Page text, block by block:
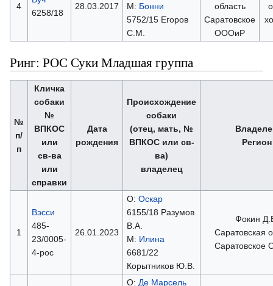
4
6258/18
28.03.2017 М: Бонни
5752/15 Егоров
С.М.
область
Саратовское
ОООиР
Ринг: РОС Суки Младшая группа
№
п/
п
Кличка
собаки
№
ВПКОС
или
св-ва
или
справки
Дата
рождения
Происхождение
собаки
(отец, мать, №
ВПКОС или св-
ва)
владелец
Регион
1
Вэсси
485-
23/0005-
4-рос
26.01.2023
О: Оскар
6155/18 Разумов
В.А.
М: Илина
6681/22
Корытников Ю.В.
Фокин
Саратовская
Саратовское
О: Де Марсель